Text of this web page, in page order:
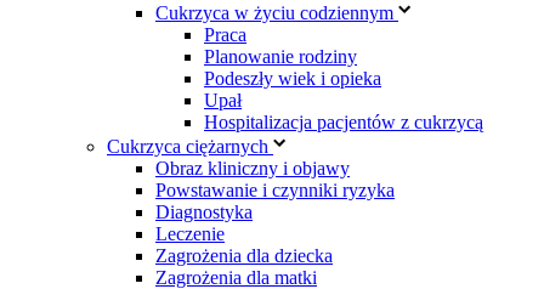
Cukrzyca w życiu codziennym
Praca
Planowanie rodziny
Podeszły wiek i opieka
Upał
Hospitalizacja pacjentów z cukrzycą
Cukrzyca ciężarnych
Obraz kliniczny i objawy
Powstawanie i czynniki ryzyka
Diagnostyka
Leczenie
Zagrożenia dla dziecka
Zagrożenia dla matki